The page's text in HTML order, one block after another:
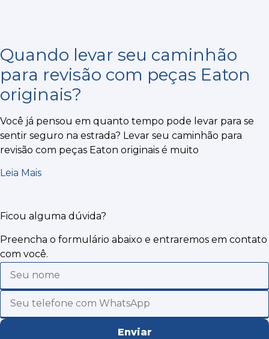
Quando levar seu caminhão
para revisão com peças Eaton
originais?
Você já pensou em quanto tempo pode levar para se
sentir seguro na estrada? Levar seu caminhão para
revisão com peças Eaton originais é muito
Leia Mais
Ficou alguma dúvida?
Preencha o formulário abaixo e entraremos em contato
com você.
Enviar